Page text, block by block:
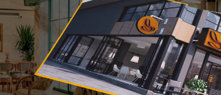
mekâna estetik bir şekilde taşıyan,
Ürünü Katalogda